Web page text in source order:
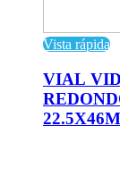
Vista rápida
VIAL